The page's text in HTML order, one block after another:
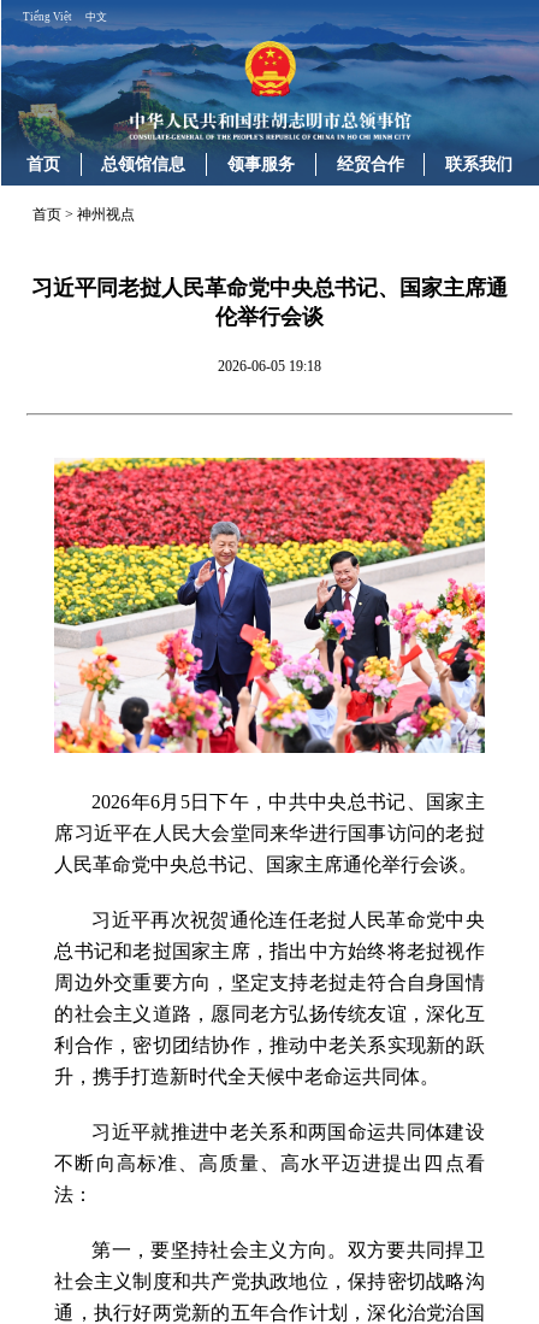
Tiếng Việt 中文
首页 总领馆信息 领事服务 经贸合作 联系我们
首页 >神州视点
习近平同老挝人民革命党中央总书记、国家主席通
伦举行会谈
2026-06-05 19:18
2026年6月5日下午，中共中央总书记、国家主
席习近平在人民大会堂同来华进行国事访问的老挝
人民革命党中央总书记、国家主席通伦举行会谈。
习近平再次祝贺通伦连任老挝人民革命党中央
总书记和老挝国家主席，指出中方始终将老挝视作
周边外交重要方向，坚定支持老挝走符合自身国情
的社会主义道路，愿同老方弘扬传统友谊，深化互
利合作，密切团结协作，推动中老关系实现新的跃
升，携手打造新时代全天候中老命运共同体。
习近平就推进中老关系和两国命运共同体建设
不断向高标准、高质量、高水平迈进提出四点看
法：
第一，要坚持社会主义方向。双方要共同捍卫
社会主义制度和共产党执政地位，保持密切战略沟
通，执行好两党新的五年合作计划，深化治党治国